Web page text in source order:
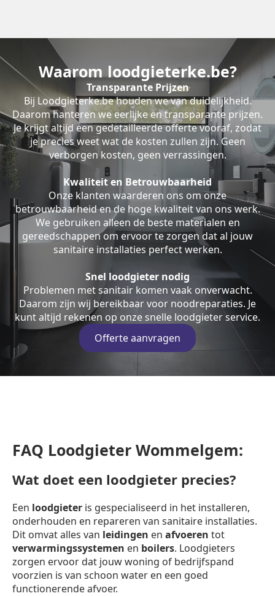
Waarom loodgieterke.be?
Transparante Prijzen
Bij Loodgieterke.be houden we van duidelijkheid.
Daarom hanteren we eerlijke en transparante prijzen.
Je krijgt altijd een gedetailleerde offerte vooraf, zodat
je precies weet wat de kosten zullen zijn. Geen
verborgen kosten, geen verrassingen.
Kwaliteit en Betrouwbaarheid
Onze klanten waarderen ons om onze
betrouwbaarheid en de hoge kwaliteit van ons werk.
We gebruiken alleen de beste materialen en
gereedschappen om ervoor te zorgen dat al jouw
sanitaire installaties perfect werken.
Snel loodgieter nodig
Problemen met sanitair komen vaak onverwacht.
Daarom zijn wij bereikbaar voor noodreparaties. Je
kunt altijd rekenen op onze snelle loodgieter service.
Offerte aanvragen
FAQ Loodgieter Wommelgem:
Wat doet een loodgieter precies?
Een loodgieter is gespecialiseerd in het installeren,
onderhouden en repareren van sanitaire installaties.
Dit omvat alles van leidingen en afvoeren tot
verwarmingssystemen en boilers. Loodgieters
zorgen ervoor dat jouw woning of bedrijfspand
voorzien is van schoon water en een goed
functionerende afvoer.